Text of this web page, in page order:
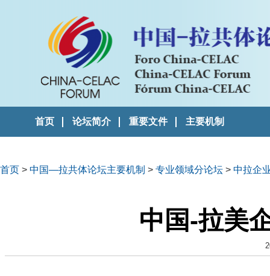
首页 论坛简介 重要文件 主要机制
首页 > 中国—拉共体论坛主要机制 > 专业领域分论坛 > 中拉企
中国-拉美